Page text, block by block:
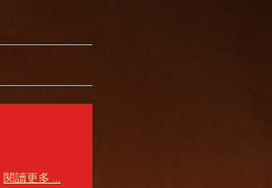
閱讀更多 ...